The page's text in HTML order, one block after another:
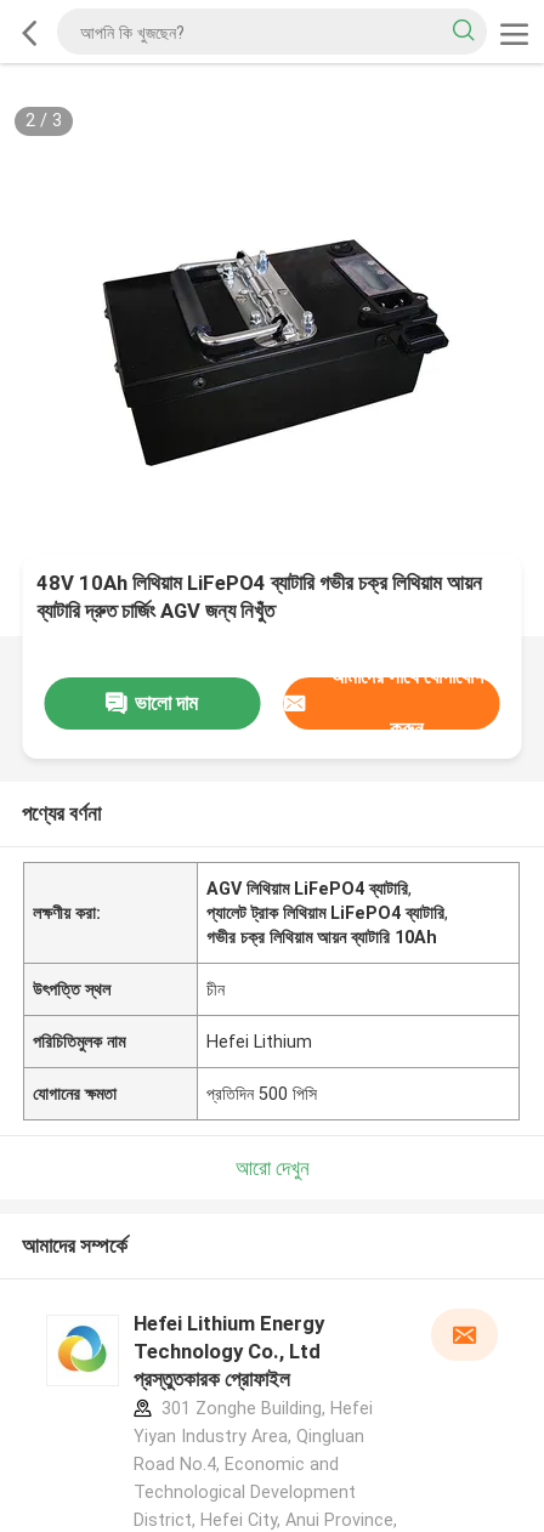
2/ 3
48V 10Ah লিথিয়াম LiFePO4 ব্যাটারি গভীর চক্র লিথিয়াম আয়ন
ব্যাটারি দ্রুত চার্জিং AGV জন্য নিখুঁত
ভালো দাম
আমাদের সাথে যোগাযোগ
করুন
পণ্যের বর্ণনা
লক্ষণীয় করা:
AGV লিথিয়াম LiFePO4 ব্যাটারি,
প্যালেট ট্রাক লিথিয়াম LiFePO4 ব্যাটারি,
গভীর চক্র লিথিয়াম আয়ন ব্যাটারি 10Ah
উৎপত্তি স্থল চীন
পরিচিতিমুলক নাম Hefei Lithium
যোগানের ক্ষমতা প্রতিদিন 500 পিসি
আরো দেখুন
আমাদের সম্পর্কে
Hefei Lithium Energy
Technology Co., Ltd
প্রস্তুতকারক প্রোফাইল
301 Zonghe Building, Hefei
Yiyan Industry Area, Qingluan
Road No.4, Economic and
Technological Development
District, Hefei City, Anui Province,